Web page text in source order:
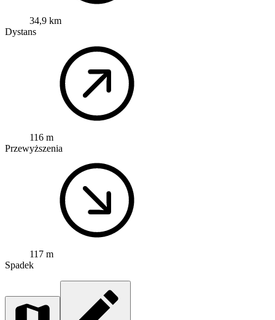
34,9 km
Dystans
116 m
Przewyższenia
117 m
Spadek